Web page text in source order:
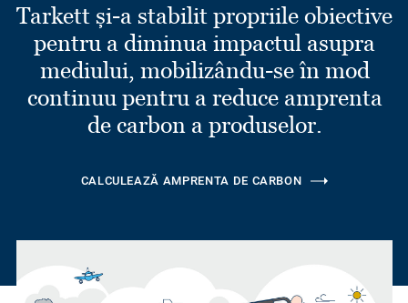
Tarkett și-a stabilit propriile obiective
pentru a diminua impactul asupra
mediului, mobilizându-se în mod
continuu pentru a reduce amprenta
de carbon a produselor.
CALCULEAZĂ AMPRENTA DE CARBON